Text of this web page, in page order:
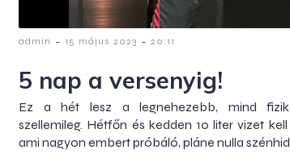
admin - 15 május 2023 - 20:11
5 nap a versenyig!
Ez a hét lesz a legnehezebb, mind
szellemileg. Hétfőn és kedden 10 liter vizet
ami nagyon embert próbáló, pláne nulla